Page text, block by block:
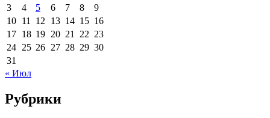
3
4 5 6 7 8
9
10 11 12 13 14 15 16
17 18 19 20 21 22 23
24 25 26 27 28 29 30
31
« Июл
Рубрики